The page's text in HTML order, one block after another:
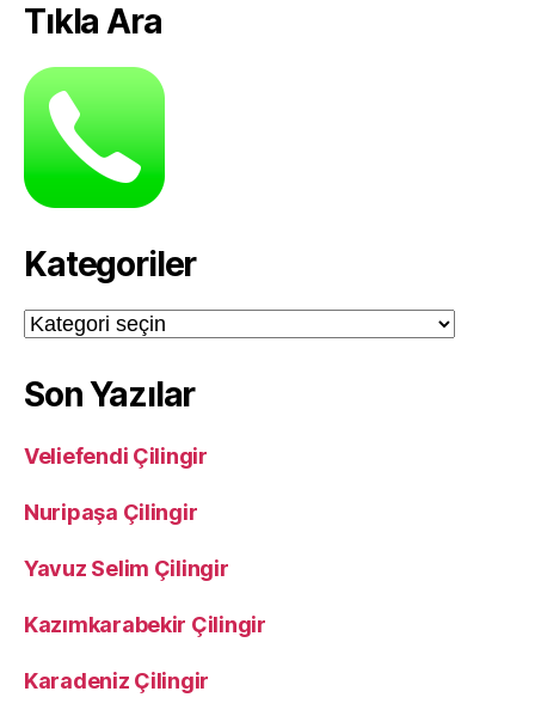
Tıkla Ara
Kategoriler
Kategoriler
Son Yazılar
Veliefendi Çilingir
Nuripaşa Çilingir
Yavuz Selim Çilingir
Kazımkarabekir Çilingir
Karadeniz Çilingir